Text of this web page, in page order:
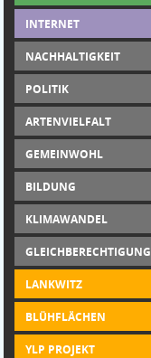
INTERNET
NACHHALTIGKEIT
POLITIK
ARTENVIELFALT
GEMEINWOHL
BILDUNG
KLIMAWANDEL
GLEICHBERECHTIGUNG
LANKWITZ
BLÜHFLÄCHEN
YLP PROJEKT